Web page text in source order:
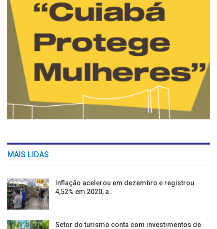
MAIS LIDAS
Inflação acelerou em dezembro e registrou
4,52% em 2020, a…
Setor do turismo conta com investimentos de